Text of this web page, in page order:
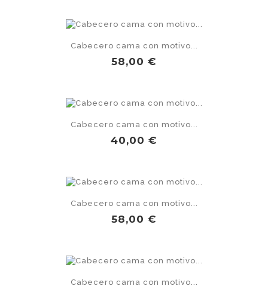
Cabecero cama con motivo...
Precio
58,00 €
Cabecero cama con motivo...
Precio
40,00 €
Cabecero cama con motivo...
Precio
58,00 €
Cabecero cama con motivo...